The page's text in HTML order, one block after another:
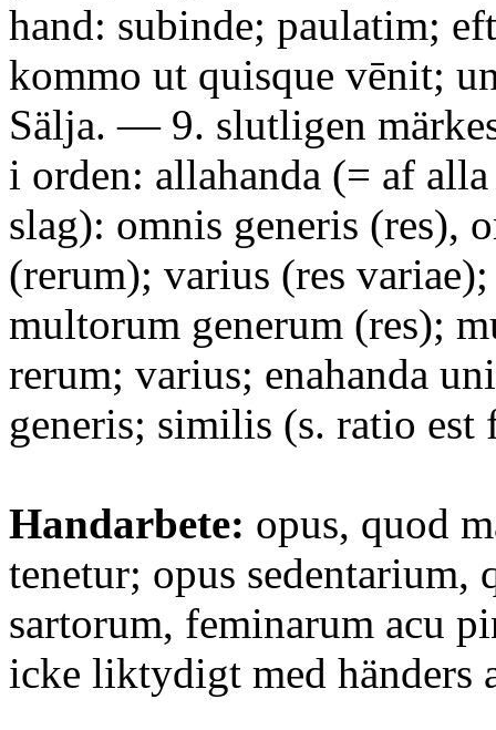
hand: subinde; paulatim;
kommo ut quisque vēnit;
Sälja. — 9. slutligen
i orden: allahanda (= af
slag): omnis generis (res),
(rerum); varius (res
multorum generum (res);
rerum; varius; enahanda
generis; similis (s. ratio
Handarbete: opus, quod
tenetur; opus sedentarium,
sartorum, feminarum acu
icke liktydigt med händers